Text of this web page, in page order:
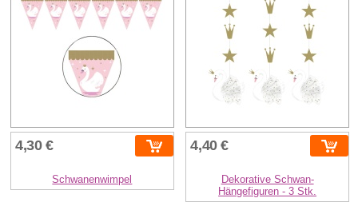
4,30 €
Schwanenwimpel
4,40 €
Dekorative Schwan-
Hängefiguren - 3 Stk.